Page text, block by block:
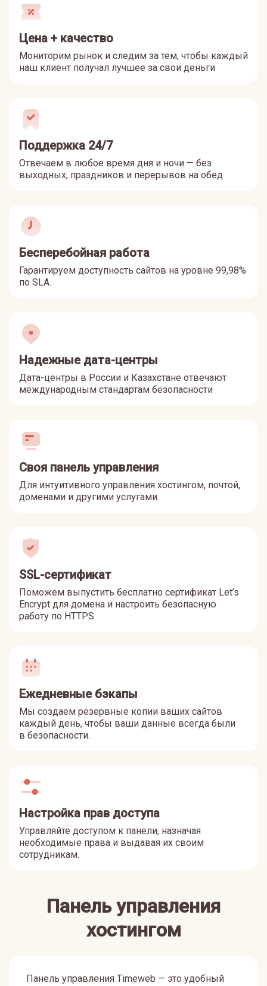
Цена + качество
Мониторим рынок и следим за тем, чтобы каждый
наш клиент получал лучшее за свои деньги
Поддержка 24/7
Отвечаем в любое время дня и ночи — без
выходных, праздников и перерывов на обед
Бесперебойная работа
Гарантируем доступность сайтов на уровне 99,98%
по SLA.
Надежные дата-центры
Дата-центры в России и Казахстане отвечают
международным стандартам безопасности
Своя панель управления
Для интуитивного управления хостингом, почтой,
доменами и другими услугами
SSL-сертификат
Поможем выпустить бесплатно сертификат Let’s
Encrypt для домена и настроить безопасную
работу по HTTPS
Ежедневные бэкапы
Мы создаем резервные копии ваших сайтов
каждый день, чтобы ваши данные всегда были
в безопасности.
Настройка прав доступа
Управляйте доступом к панели, назначая
необходимые права и выдавая их своим
сотрудникам.
Панель управления
хостингом
Панель управления Timeweb — это удобный